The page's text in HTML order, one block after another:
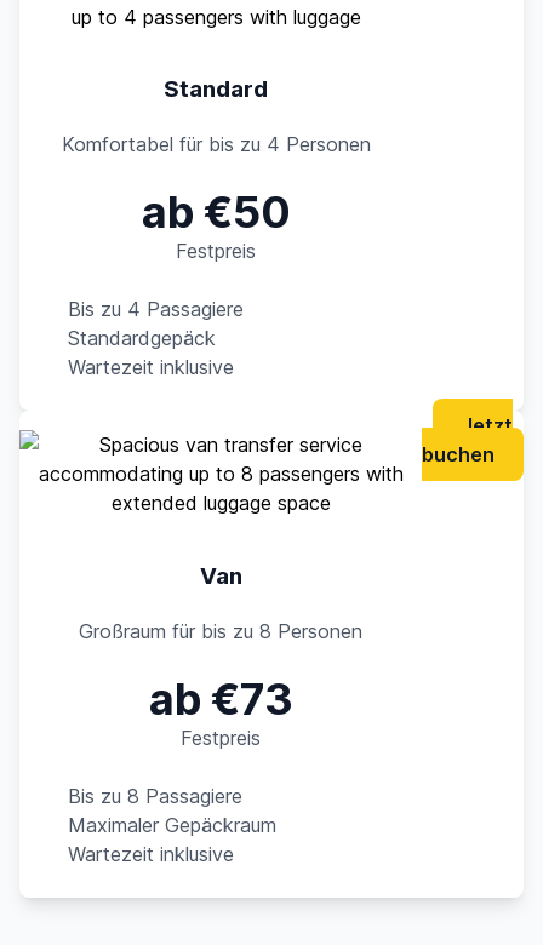
Standard
Komfortabel für bis zu 4 Personen
ab €50
Festpreis
Bis zu 4 Passagiere
Standardgepäck
Wartezeit inklusive
Van
Großraum für bis zu 8 Personen
ab €73
Festpreis
Bis zu 8 Passagiere
Maximaler Gepäckraum
Wartezeit inklusive
Jetzt
buchen